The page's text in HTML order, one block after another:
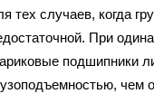
тех случаев, когда
При
подшипники
чем